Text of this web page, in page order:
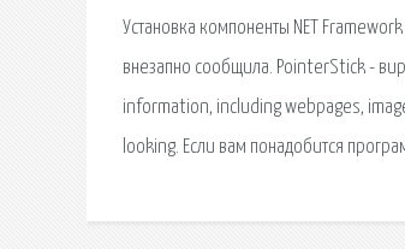
Установка компоненты NET
внезапно сообщила. PointerStick -
information, including webpages,
looking. Если вам понадобится